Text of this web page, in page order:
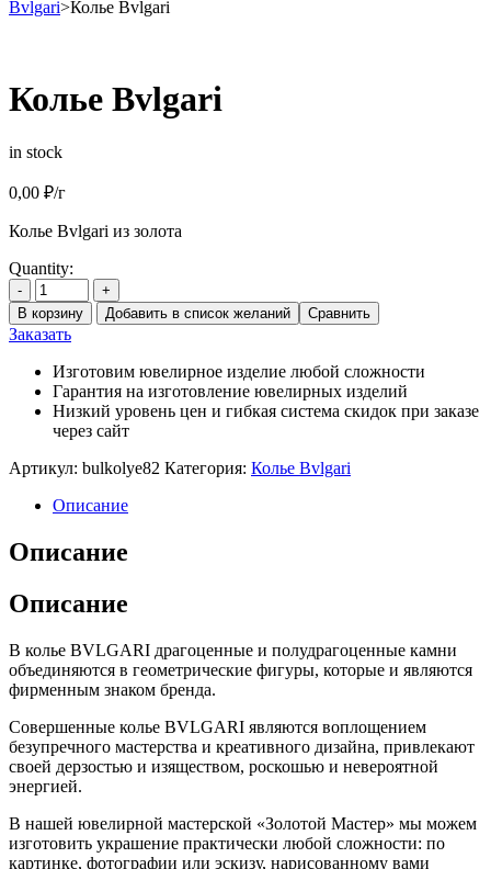
Bvlgari>Колье Bvlgari
Колье Bvlgari
in stock
0,00 ₽/г
Колье Bvlgari из золота
Quantity:
-
+
В корзину
Добавить в список желаний Сравнить
Заказать
Изготовим ювелирное изделие любой сложности
Гарантия на изготовление ювелирных изделий
Низкий уровень цен и гибкая система скидок при заказе
через сайт
Артикул: bulkolye82 Категория: Колье Bvlgari
Описание
Описание
Описание
В колье BVLGARI драгоценные и полудрагоценные камни
объединяются в геометрические фигуры, которые и являются
фирменным знаком бренда.
Совершенные колье BVLGARI являются воплощением
безупречного мастерства и креативного дизайна, привлекают
своей дерзостью и изяществом, роскошью и невероятной
энергией.
В нашей ювелирной мастерской «Золотой Мастер» мы можем
изготовить украшение практически любой сложности: по
картинке, фотографии или эскизу, нарисованному вами